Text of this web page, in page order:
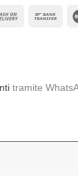
Cash
tramite